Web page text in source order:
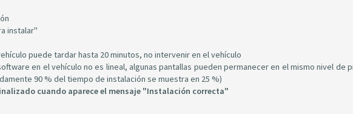
instalar"
puede tardar hasta 20 minutos, no intervenir en el vehículo
en el vehículo no es lineal, algunas pantallas pueden permanecer en el mismo nivel de
90 % del tiempo de instalación se muestra en 25 %)
cuando aparece el mensaje "Instalación correcta"